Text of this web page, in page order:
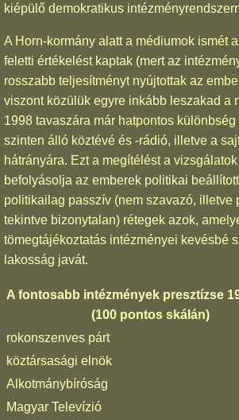
kiépülő demokratikus
A Horn-kormány alatt a médiumok ismét
feletti értékelést kaptak (mert az
rosszabb teljesítményt nyújtottak az
viszont közülük egyre inkább leszakad a
1998 tavaszára már hatpontos
szinten álló köztévé és -rádió, illetve a
hátrányára. Ezt a megítélést a
befolyásolja az emberek politikai
politikailag passzív (nem szavazó, illetve
tekintve bizonytalan) rétegek azok,
tömegtájékoztatás intézményei kevésbé
lakosság javát.
A fontosabb intézmények presztízse
(100 pontos skálán)
rokonszenves párt
köztársasági elnök
Alkotmánybíróság
Magyar Televízió